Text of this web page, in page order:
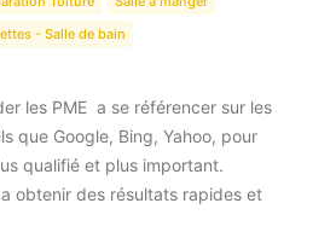
- Salle de bain
les PME a se référencer sur les
que Google, Bing, Yahoo, pour
qualifié et plus important.
obtenir des résultats rapides et